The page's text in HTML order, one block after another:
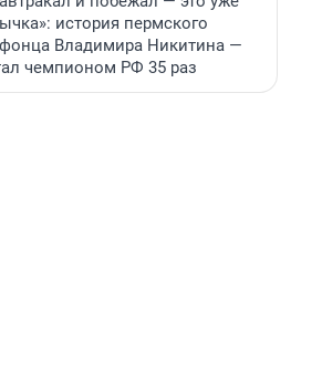
история пермского
Владимира Никитина —
чемпионом РФ 35 раз